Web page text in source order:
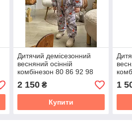
Дитячий демісезонний
весняний осінній
комбінезон 80 86 92 98
комбінезон з капюшоном
2 150₴
Купити
1